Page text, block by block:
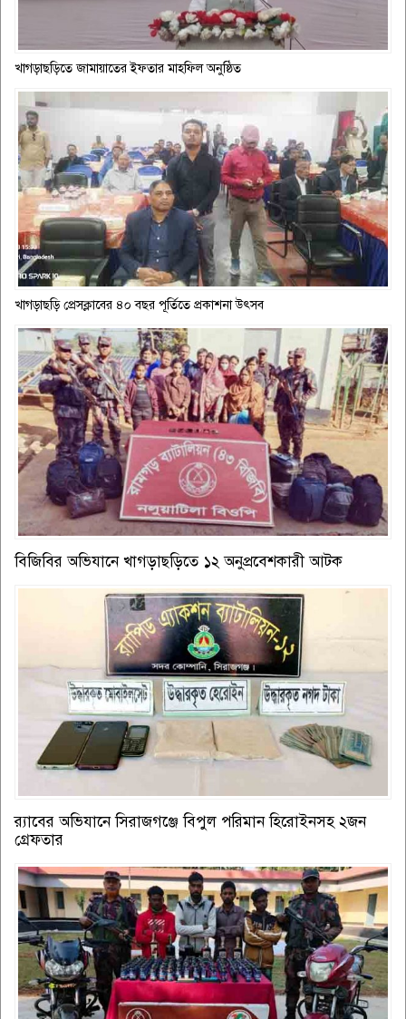
খাগড়াছড়িতে জামায়াতের ইফতার মাহফিল অনুষ্ঠিত
খাগড়াছড়ি প্রেসক্লাবের ৪০ বছর পূর্তিতে প্রকাশনা উৎসব
বিজিবির অভিযানে খাগড়াছড়িতে ১২ অনুপ্রবেশকারী আটক
র‌্যাবের অভিযানে সিরাজগঞ্জে বিপুল পরিমান হিরোইনসহ ২জন
গ্রেফতার